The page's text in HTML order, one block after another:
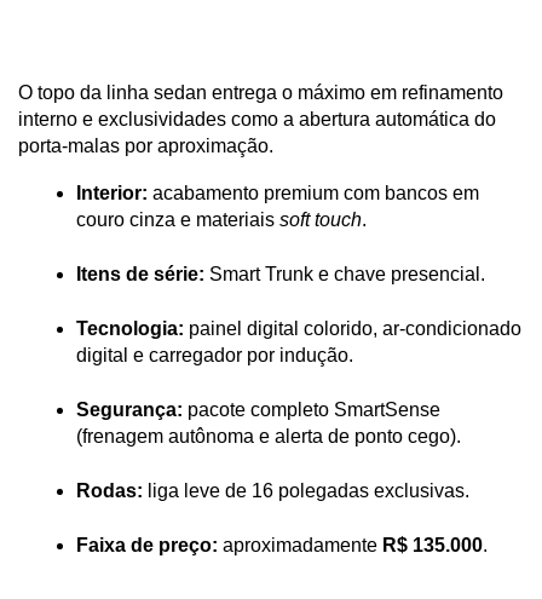
O topo da linha sedan entrega o máximo em refinamento
interno e exclusividades como a abertura automática do
porta-malas por aproximação.
Interior: acabamento premium com bancos em
couro cinza e materiais soft touch.
Itens de série: Smart Trunk e chave presencial.
Tecnologia: painel digital colorido, ar-condicionado
digital e carregador por indução.
Segurança: pacote completo SmartSense
(frenagem autônoma e alerta de ponto cego).
Rodas: liga leve de 16 polegadas exclusivas.
Faixa de preço: aproximadamente R$ 135.000.